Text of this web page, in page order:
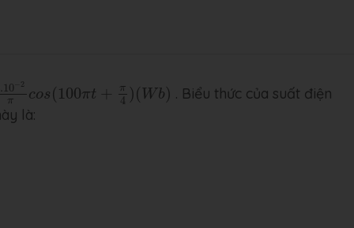
2
π cos ( 100πt + π
4 )( Wb )
− 2
. Biểu thức của suất điện
là: